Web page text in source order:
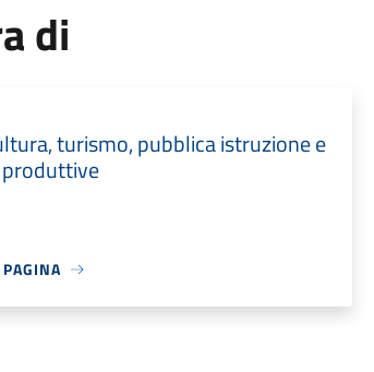
di
turismo, pubblica istruzione e